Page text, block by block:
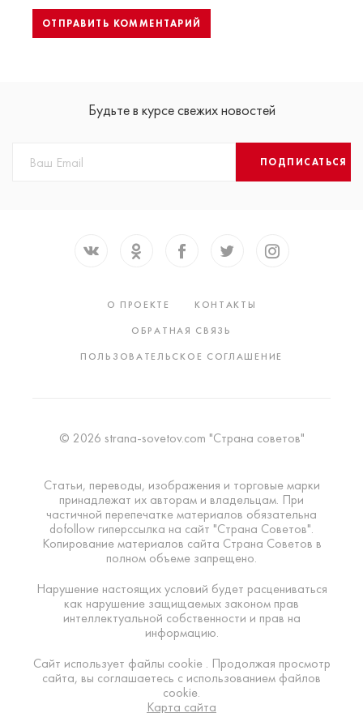
Будьте в курсе свежих новостей
ПОДПИСАТЬСЯ
О ПРОЕКТЕ
КОНТАКТЫ
ОБРАТНАЯ СВЯЗЬ
ПОЛЬЗОВАТЕЛЬСКОЕ СОГЛАШЕНИЕ
© 2026 strana-sovetov.com "Страна советов"
Статьи, переводы, изображения и торговые марки
принадлежат их авторам и владельцам. При
частичной перепечатке материалов обязательна
dofollow гиперссылка на сайт "Страна Советов".
Копирование материалов сайта Страна Советов в
полном объеме запрещено.
Нарушение настоящих условий будет расцениваться
как нарушение защищаемых законом прав
интеллектуальной собственности и прав на
информацию.
Сайт использует файлы cookie . Продолжая просмотр
сайта, вы соглашаетесь с использованием файлов
cookie.
Карта сайта